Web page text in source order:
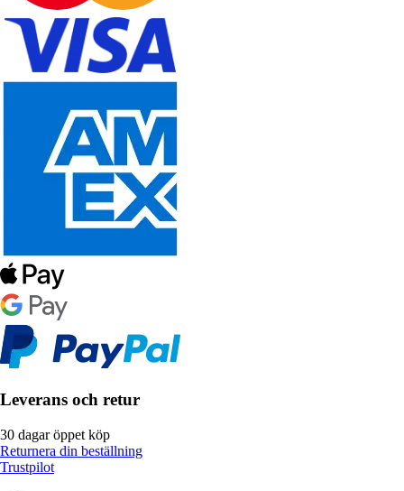
Leverans och retur
30 dagar öppet köp
Returnera din beställning
Trustpilot